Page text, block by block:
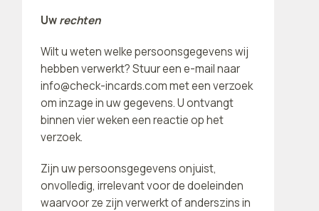
Uwrechten
Wilt u weten welke persoonsgegevens wij
hebben verwerkt? Stuur een e-mail naar
info@check-incards.com met een verzoek
om inzage in uw gegevens. U ontvangt
binnen vier weken een reactie op het
verzoek.
Zijn uw persoonsgegevens onjuist,
onvolledig, irrelevant voor de doeleinden
waarvoor ze zijn verwerkt of anderszins in